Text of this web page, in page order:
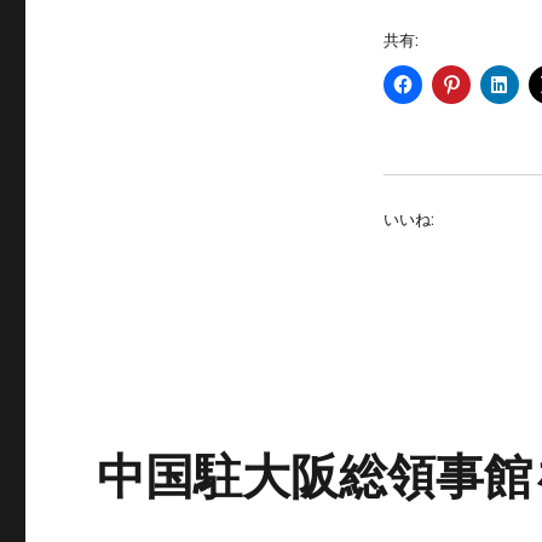
共有:
いいね:
中国駐大阪総領事